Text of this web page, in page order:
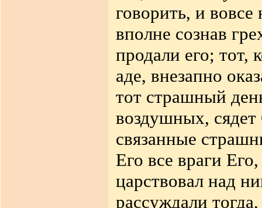
говорить, и вовсе
вполне сознав
продали его; тот,
аде, внезапно
тот страшный
воздушных,
связанные
Его все враги
царствовал над
рассуждали